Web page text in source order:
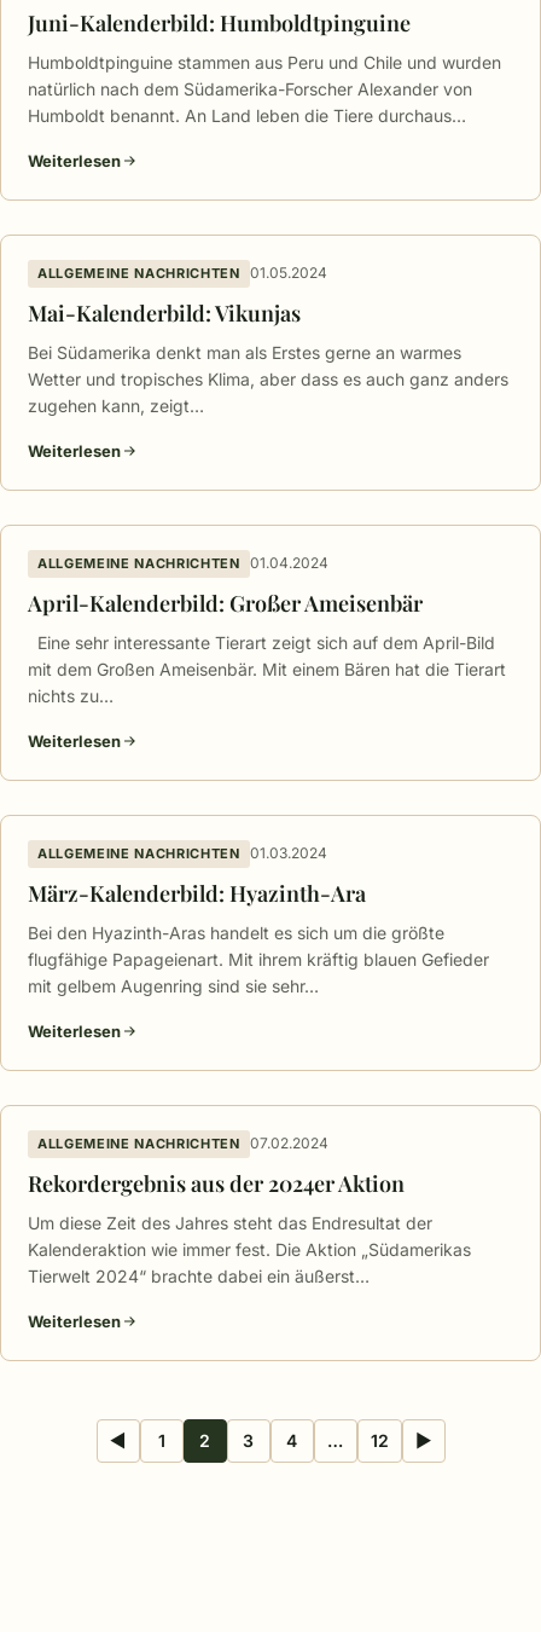
Juni-Kalenderbild: Humboldtpinguine
Humboldtpinguine stammen aus Peru und Chile und wurden
natürlich nach dem Südamerika-Forscher Alexander von
Humboldt benannt. An Land leben die Tiere durchaus…
Weiterlesen
ALLGEMEINE NACHRICHTEN 01.05.2024
Mai-Kalenderbild: Vikunjas
Bei Südamerika denkt man als Erstes gerne an warmes
Wetter und tropisches Klima, aber dass es auch ganz anders
zugehen kann, zeigt…
Weiterlesen
ALLGEMEINE NACHRICHTEN 01.04.2024
April-Kalenderbild: Großer Ameisenbär
Eine sehr interessante Tierart zeigt sich auf dem April-Bild
mit dem Großen Ameisenbär. Mit einem Bären hat die Tierart
nichts zu…
Weiterlesen
ALLGEMEINE NACHRICHTEN 01.03.2024
März-Kalenderbild: Hyazinth-Ara
Bei den Hyazinth-Aras handelt es sich um die größte
flugfähige Papageienart. Mit ihrem kräftig blauen Gefieder
mit gelbem Augenring sind sie sehr…
Weiterlesen
ALLGEMEINE NACHRICHTEN 07.02.2024
Rekordergebnis aus der 2024er Aktion
Um diese Zeit des Jahres steht das Endresultat der
Kalenderaktion wie immer fest. Die Aktion „Südamerikas
Tierwelt 2024“ brachte dabei ein äußerst…
Weiterlesen
Seitennummerierung
◀ 1 2 3 4 … 12 ▶